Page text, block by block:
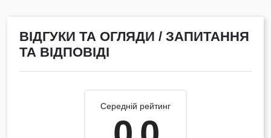
ВІДГУКИ ТА ОГЛЯДИ / ЗАПИТАННЯ
ТА ВІДПОВІДІ
Середній рейтинг